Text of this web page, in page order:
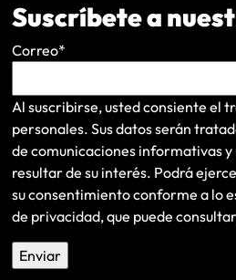
Suscríbete a
Correo*
Al suscribirse, usted consiente el
personales. Sus datos serán
de comunicaciones informativas y
resultar de su interés. Podrá
su consentimiento conforme a lo
de privacidad, que puede